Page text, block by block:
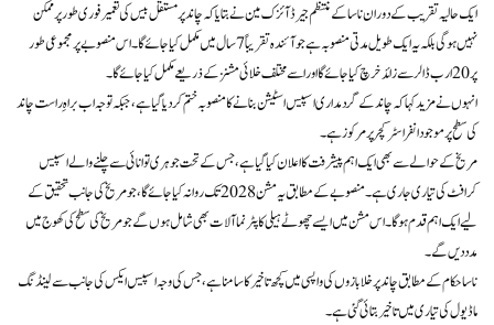
ایک حالیہ تقریب کے دوران ناسا کے منتظم جیرڈ آئزک مین نے بتایا کہ چاند پر مستقل بیس کی تعمیر فوری طور پر ممکن
نہیں ہوگی بلکہ یہ ایک طویل مدتی منصوبہ ہے جو آئندہ تقریباً 7 سال میں مکمل کیا جائے گا۔ اس منصوبے پر مجموعی طور
پر 20 ارب ڈالر سے زائد خرچ کیا جائے گا اور اسے مختلف خلائی مشنز کے ذریعے مکمل کیا جائے گا۔
انہوں نے مزید کہا کہ چاند کے گرد مداری اسپیس اسٹیشن بنانے کا منصوبہ ختم کر دیا گیا ہے، جبکہ توجہ اب براہِ راست چاند
کی سطح پر موجود انفراسٹرکچر پر مرکوز ہے۔
مریخ کے حوالے سے بھی ایک اہم پیشرفت کا اعلان کیا گیا ہے، جس کے تحت جوہری توانائی سے چلنے والے اسپیس
کرافٹ کی تیاری جاری ہے۔ منصوبے کے مطابق یہ مشن 2028 تک روانہ کیا جائے گا، جو مریخ کی جانب تحقیق کے
لیے ایک اہم قدم ہوگا۔ اس مشن میں ایسے چھوٹے ہیلی کاپٹر نما آلات بھی شامل ہوں گے جو مریخ کی سطح کی کھوج میں
مدد دیں گے۔
ناسا حکام کے مطابق چاند پر خلا بازوں کی واپسی میں کچھ تاخیر کا سامنا ہے، جس کی وجہ اسپیس ایکس کی جانب سے لینڈنگ
ماڈیول کی تیاری میں تاخیر بتائی گئی ہے۔